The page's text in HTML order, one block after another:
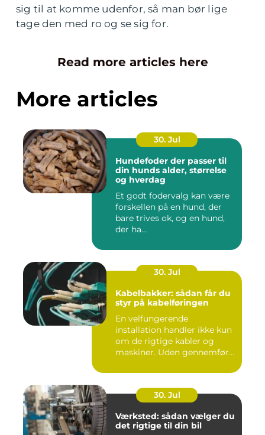
sig til at komme udenfor, så man bør lige
tage den med ro og se sig for.
Read more articles here
More articles
30. Jul
Hundefoder der passer til
din hunds alder, størrelse
og hverdag
Et godt fodervalg kan være
forskellen på en hund, der
bare trives ok, og en hund,
der ha...
30. Jul
Kabelbakker: sådan får du
styr på kabelføringen
En velfungerende
installation handler ikke kun
om de rigtige kabler og
maskiner. Uden gennemført
30. Jul
Værksted: sådan vælger du
det rigtige til din bil